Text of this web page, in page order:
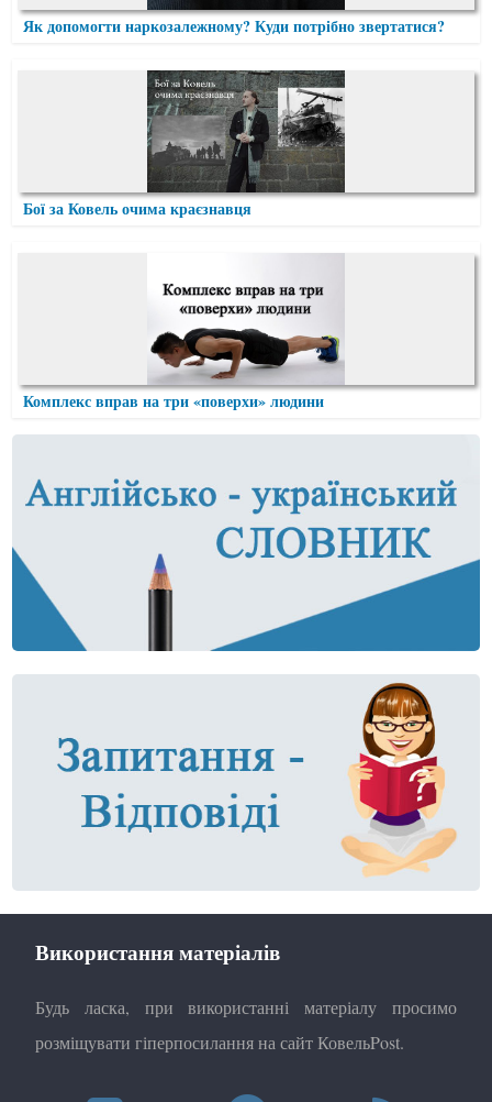
Як допомогти наркозалежному? Куди потрібно звертатися?
Бої за Ковель очима краєзнавця
Комплекс вправ на три «поверхи» людини
Використання матеріалів
Будь ласка, при використанні матеріалу просимо
розміщувати гіперпосилання на сайт КовельPost.